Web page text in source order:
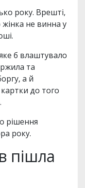
року. Врешті,
не винна у
б влаштувало
та
а й
до того
рішення
року.
пішла